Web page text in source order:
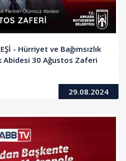
- Hürriyet ve Bağımsızlık
Abidesi 30 Ağustos Zaferi
29.08.2024